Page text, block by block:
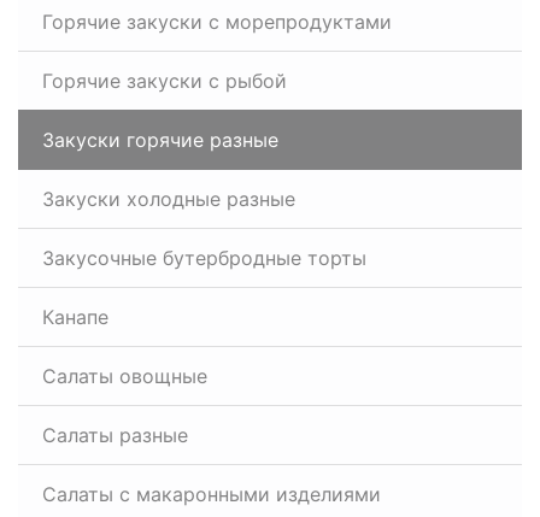
Горячие закуски с морепродуктами
Горячие закуски с рыбой
Закуски горячие разные
Закуски холодные разные
Закусочные бутербродные торты
Канапе
Салаты овощные
Салаты разные
Салаты с макаронными изделиями